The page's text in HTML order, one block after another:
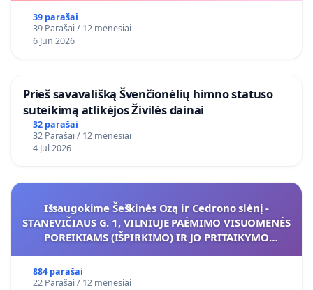
39 parašai
39 Parašai / 12 mėnesiai
6 Jun 2026
​Prieš savavališką Švenčionėlių himno statuso
suteikimą atlikėjos Živilės dainai
32 parašai
32 Parašai / 12 mėnesiai
4 Jul 2026
Išsaugokime Šeškinės Ozą ir Cedrono slėnį -
STANEVIČIAUS G. 1, VILNIUJE PAĖMIMO VISUOMENĖS
POREIKIAMS (IŠPIRKIMO) IR JO PRITAIKYMO
884 parašai
22 Parašai / 12 mėnesiai